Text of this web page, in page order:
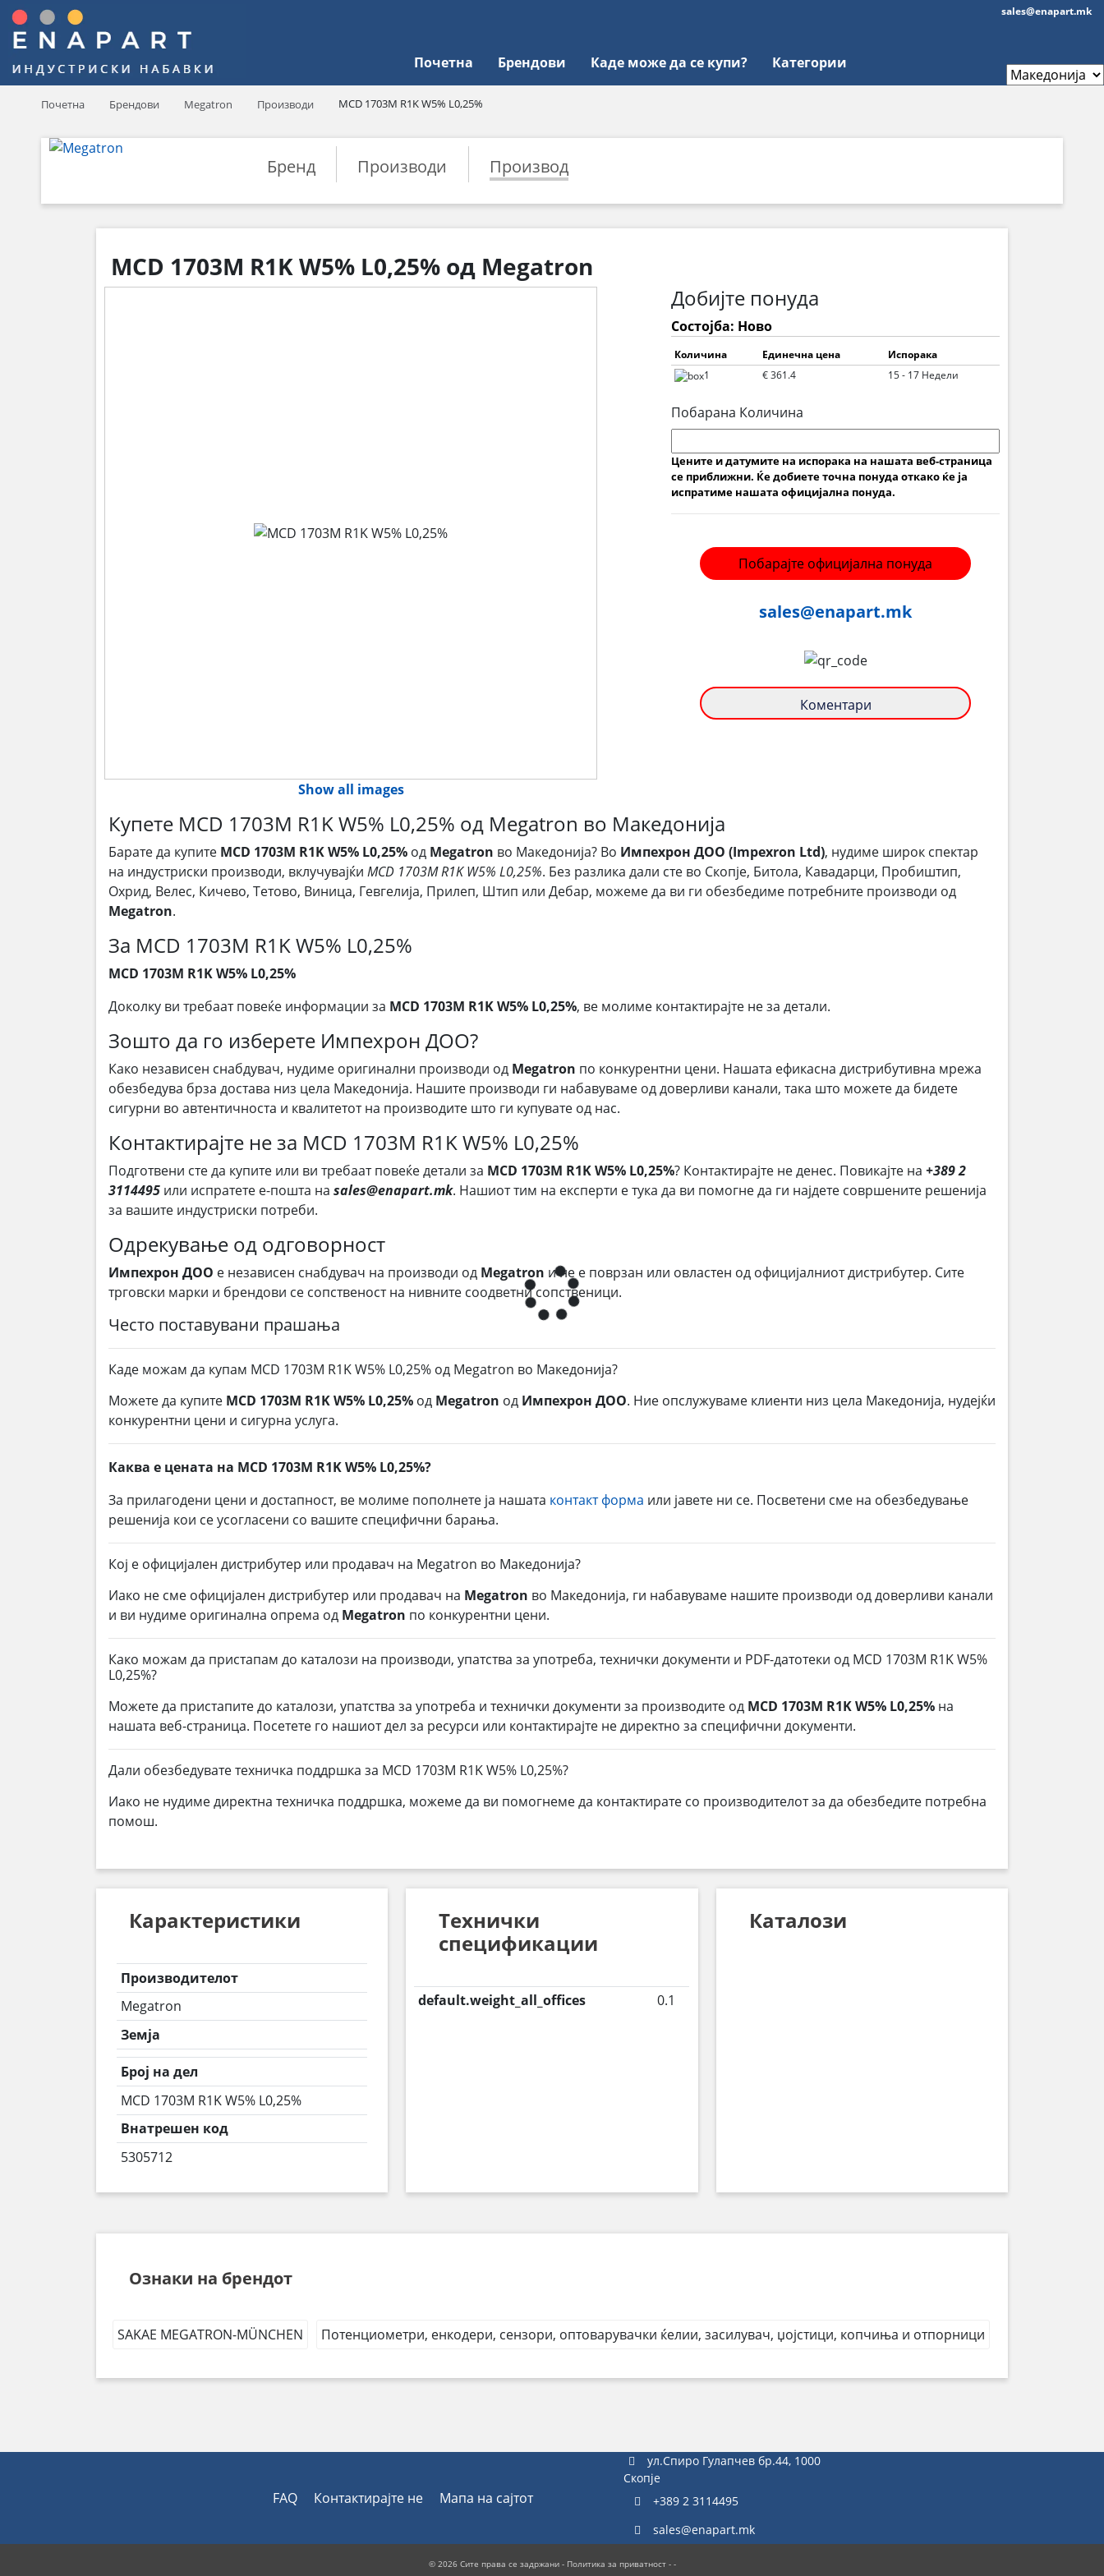
Почетна Брендови Каде може да се купи? Категории
sales@enapart.mk
Почетна Брендови Megatron Производи MCD 1703M R1K W5% L0,25%
Бренд Производи Производ
MCD 1703M R1K W5% L0,25% од Megatron
Show all images
Добијте понуда
Состојба: Ново
Количина Единечна цена
Испорака
1
€ 361.4 15 - 17 Недели
Побарана Количина
Цените и датумите на испорака на нашата веб-страница
се приближни. Ќе добиете точна понуда откако ќе ја
испратиме нашата официјална понуда.
Побарајте официјална понуда
sales@enapart.mk
Коментари
Купете MCD 1703M R1K W5% L0,25% од Megatron во Македонија
Барате да купите MCD 1703M R1K W5% L0,25% од Megatron во Македонија? Во Импехрон ДОО (Impexron Ltd), нудиме широк спектар
на индустриски производи, вклучувајќи MCD 1703M R1K W5% L0,25%. Без разлика дали сте во Скопје, Битола, Кавадарци, Пробиштип,
Охрид, Велес, Кичево, Тетово, Виница, Гевгелија, Прилеп, Штип или Дебар, можеме да ви ги обезбедиме потребните производи од
Megatron.
За MCD 1703M R1K W5% L0,25%
MCD 1703M R1K W5% L0,25%
Доколку ви требаат повеќе информации за MCD 1703M R1K W5% L0,25%, ве молиме контактирајте не за детали.
Зошто да го изберете Импехрон ДОО?
Како независен снабдувач, нудиме оригинални производи од Megatron по конкурентни цени. Нашата ефикасна дистрибутивна мрежа
обезбедува брза достава низ цела Македонија. Нашите производи ги набавуваме од доверливи канали, така што можете да бидете
сигурни во автентичноста и квалитетот на производите што ги купувате од нас.
Контактирајте не за MCD 1703M R1K W5% L0,25%
Подготвени сте да купите или ви требаат повеќе детали за MCD 1703M R1K W5% L0,25%? Контактирајте не денес. Повикајте на +389 2
3114495 или испратете е-пошта на sales@enapart.mk. Нашиот тим на експерти е тука да ви помогне да ги најдете совршените решенија
за вашите индустриски потреби.
Одрекување од одговорност
Импехрон ДОО е независен снабдувач на производи од Megatron и не е поврзан или овластен од официјалниот дистрибутер. Сите
трговски марки и брендови се сопственост на нивните соодветни сопственици.
Често поставувани прашања
Каде можам да купам MCD 1703M R1K W5% L0,25% од Megatron во Македонија?
Можете да купите MCD 1703M R1K W5% L0,25% од Megatron од Импехрон ДОО. Ние опслужуваме клиенти низ цела Македонија, нудејќи
конкурентни цени и сигурна услуга.
Каква е цената на MCD 1703M R1K W5% L0,25%?
За прилагодени цени и достапност, ве молиме пополнете ја нашата контакт форма или јавете ни се. Посветени сме на обезбедување
решенија кои се усогласени со вашите специфични барања.
Кој е официјален дистрибутер или продавач на Megatron во Македонија?
Иако не сме официјален дистрибутер или продавач на Megatron во Македонија, ги набавуваме нашите производи од доверливи канали
и ви нудиме оригинална опрема од Megatron по конкурентни цени.
Како можам да пристапам до каталози на производи, упатства за употреба, технички документи и PDF-датотеки од MCD 1703M R1K W5%
L0,25%?
Можете да пристапите до каталози, упатства за употреба и технички документи за производите од MCD 1703M R1K W5% L0,25% на
нашата веб-страница. Посетете го нашиот дел за ресурси или контактирајте не директно за специфични документи.
Дали обезбедувате техничка поддршка за MCD 1703M R1K W5% L0,25%?
Иако не нудиме директна техничка поддршка, можеме да ви помогнеме да контактирате со производителот за да обезбедите потребна
помош.
Карактеристики
Производителот
Megatron
Земја
Број на дел
MCD 1703M R1K W5% L0,25%
Внатрешен код
5305712
Технички
спецификации
default.weight_all_offices 0.1
Каталози
Ознаки на брендот
SAKAE MEGATRON-MÜNCHEN Потенциометри, енкодери, сензори, оптоварувачки ќелии, засилувач, џојстици, копчиња и отпорници
FAQ Контактирајте не Мапа на сајтот
ул.Спиро Гулапчев бр.44, 1000
Скопје
+389 2 3114495
sales@enapart.mk
© 2026 Сите права се задржани - Политика за приватност- -